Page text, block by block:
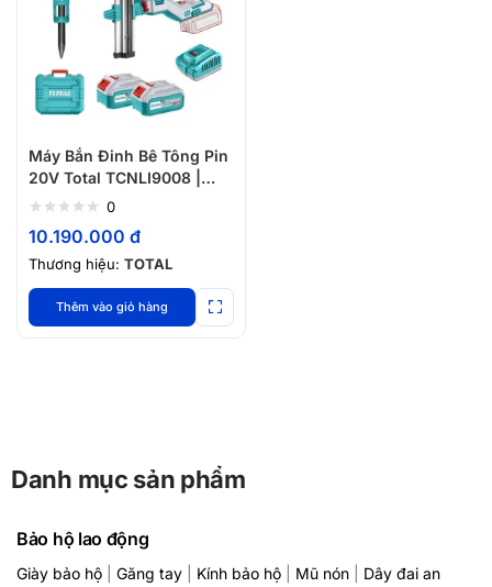
Quên mật khẩu?
Máy Bắn Đinh Bê Tông Pin
20V Total TCNLI9008 |
Mạnh, Không Dây
0
10.190.000 đ
Thương hiệu: TOTAL
Thêm vào giỏ hàng
Danh mục sản phẩm
Bảo hộ lao động
Giày bảo hộ Găng tay Kính bảo hộ Mũ nón
Dây đai an